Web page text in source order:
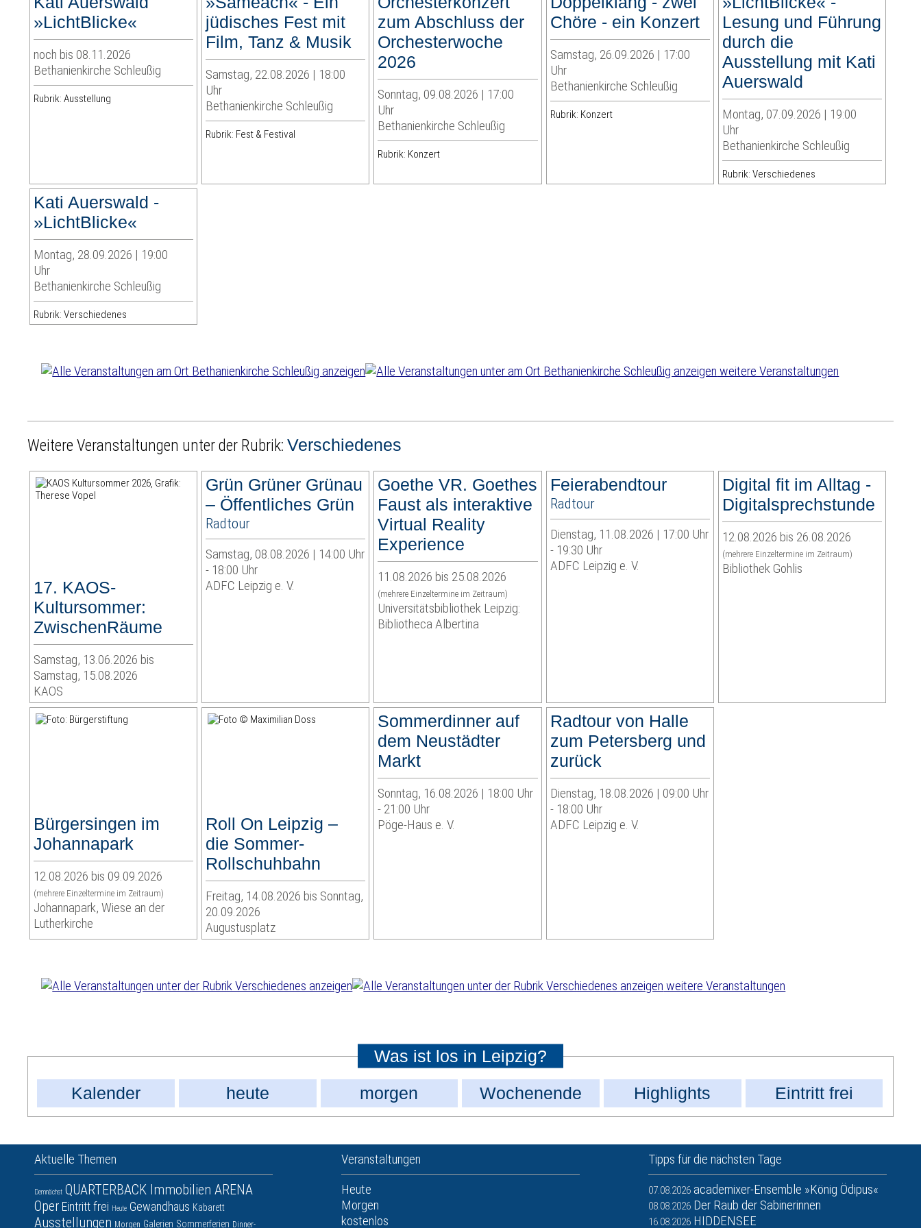
»LichtBlicke«
noch bis 08.11.2026
Bethanienkirche Schleußig
Rubrik: Ausstellung
jüdisches Fest mit
Film, Tanz & Musik
Samstag, 22.08.2026 | 18:00
Uhr
Bethanienkirche Schleußig
Rubrik: Fest & Festival
zum Abschluss der
Orchesterwoche
2026
Sonntag, 09.08.2026 | 17:00
Uhr
Bethanienkirche Schleußig
Rubrik: Konzert
Chöre - ein Konzert
Samstag, 26.09.2026 | 17:00
Uhr
Bethanienkirche Schleußig
Rubrik: Konzert
Lesung und Führung
durch die
Ausstellung mit Kati
Auerswald
Montag, 07.09.2026 | 19:00
Uhr
Bethanienkirche Schleußig
Rubrik: Verschiedenes
Kati Auerswald -
»LichtBlicke«
Montag, 28.09.2026 | 19:00
Uhr
Bethanienkirche Schleußig
Rubrik: Verschiedenes
weitere Veranstaltungen
Weitere Veranstaltungen unter der Rubrik:Verschiedenes
17. KAOS-
Kultursommer:
ZwischenRäume
Samstag, 13.06.2026 bis
Samstag, 15.08.2026
KAOS
Grün Grüner Grünau
– Öffentliches Grün
Radtour
Samstag, 08.08.2026 | 14:00 Uhr
- 18:00 Uhr
ADFC Leipzig e. V.
Goethe VR. Goethes
Faust als interaktive
Virtual Reality
Experience
11.08.2026 bis 25.08.2026
(mehrere Einzeltermine im Zeitraum)
Universitätsbibliothek Leipzig:
Bibliotheca Albertina
Feierabendtour
Radtour
Dienstag, 11.08.2026 | 17:00 Uhr
- 19:30 Uhr
ADFC Leipzig e. V.
Digital fit im Alltag -
Digitalsprechstunde
12.08.2026 bis 26.08.2026
(mehrere Einzeltermine im Zeitraum)
Bibliothek Gohlis
Bürgersingen im
Johannapark
12.08.2026 bis 09.09.2026
(mehrere Einzeltermine im Zeitraum)
Johannapark, Wiese an der
Lutherkirche
Roll On Leipzig –
die Sommer-
Rollschuhbahn
Freitag, 14.08.2026 bis Sonntag,
20.09.2026
Augustusplatz
Sommerdinner auf
dem Neustädter
Markt
Sonntag, 16.08.2026 | 18:00 Uhr
- 21:00 Uhr
Pöge-Haus e. V.
Radtour von Halle
zum Petersberg und
zurück
Dienstag, 18.08.2026 | 09:00 Uhr
- 18:00 Uhr
ADFC Leipzig e. V.
weitere Veranstaltungen
Was ist los in Leipzig?
Kalender
heute morgen Wochenende Highlights Eintritt frei
Aktuelle Themen
Demnächst QUARTERBACK Immobilien ARENA
Oper Eintritt frei Heute Gewandhaus Kabarett
Ausstellungen Morgen Galerien Sommerferien Dinner-
Veranstaltungen
Heute
Morgen
kostenlos
Tipps für die nächsten Tage
07.08.2026 academixer-Ensemble »König Ödipus«
08.08.2026 Der Raub der Sabinerinnen
16.08.2026 HIDDENSEE